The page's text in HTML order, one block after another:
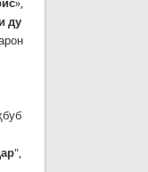
»,
ду
",